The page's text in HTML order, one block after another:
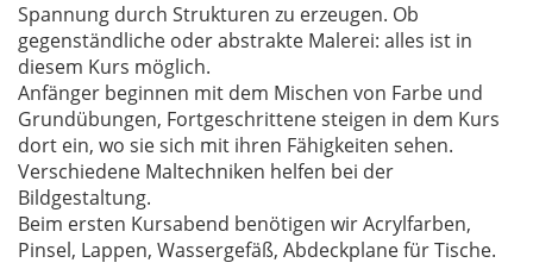
Spannung durch Strukturen zu erzeugen. Ob
gegenständliche oder abstrakte Malerei: alles ist in
diesem Kurs möglich.
Anfänger beginnen mit dem Mischen von Farbe und
Grundübungen, Fortgeschrittene steigen in dem Kurs
dort ein, wo sie sich mit ihren Fähigkeiten sehen.
Verschiedene Maltechniken helfen bei der
Bildgestaltung.
Beim ersten Kursabend benötigen wir Acrylfarben,
Pinsel, Lappen, Wassergefäß, Abdeckplane für Tische.